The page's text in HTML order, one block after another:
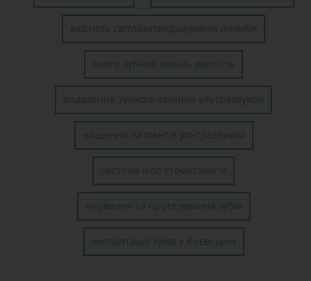
вартість світлозатверджуваної пломби
зняти зубний камінь вартість
видалення зубного каміння ультразвуком
чищення імплантів ультразвуком
система icon стоматологія
лікування та протезування зубів
імплантація зубів у Києві ціна